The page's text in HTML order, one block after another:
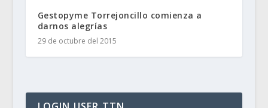
Gestopyme Torrejoncillo comienza a
darnos alegrías
29 de octubre del 2015